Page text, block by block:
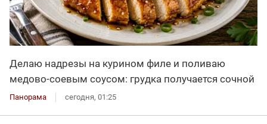
Делаю надрезы на курином филе и поливаю
медово-соевым соусом: грудка получается сочной
Панорама сегодня, 01:25